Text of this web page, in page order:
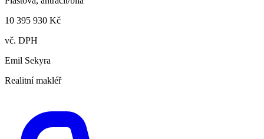
10 395 930 Kč
vč. DPH
Emil Sekyra
Realitní makléř